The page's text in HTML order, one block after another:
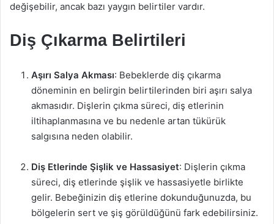
değişebilir, ancak bazı yaygın belirtiler vardır.
Diş Çıkarma Belirtileri
Aşırı Salya Akması: Bebeklerde diş çıkarma
döneminin en belirgin belirtilerinden biri aşırı salya
akmasıdır. Dişlerin çıkma süreci, diş etlerinin
iltihaplanmasına ve bu nedenle artan tükürük
salgısına neden olabilir.
Diş Etlerinde Şişlik ve Hassasiyet: Dişlerin çıkma
süreci, diş etlerinde şişlik ve hassasiyetle birlikte
gelir. Bebeğinizin diş etlerine dokunduğunuzda, bu
bölgelerin sert ve şiş görüldüğünü fark edebilirsiniz.